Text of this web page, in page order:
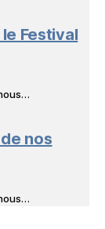
Festival
nos